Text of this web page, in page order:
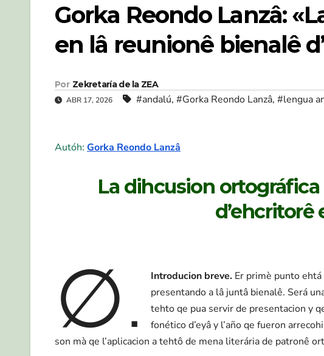
Gorka Reondo Lanzâ:
en lâ reunionê bienalê
Por Zekretaría de la ZEA
ABR 17, 2026 #andalú, #Gorka Reondo Lanzâ, #lengua
Autóh: Gorka Reondo Lanzâ
La dihcusion
d’ehcritorê
∅. Introducion breve. Er primè punto
presentando a lâ juntâ bienalê. Será
tehto qe pua servir de presentacion y
fonético d’eyâ y l’año qe fueron
son mà qe l’aplicacion a tehtô de mena literária de patronê